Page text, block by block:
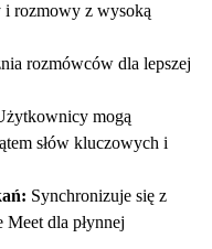
i rozmowy z wysoką
rozmówców dla lepszej
mogą
słów kluczowych i
Synchronizuje się z
dla płynnej